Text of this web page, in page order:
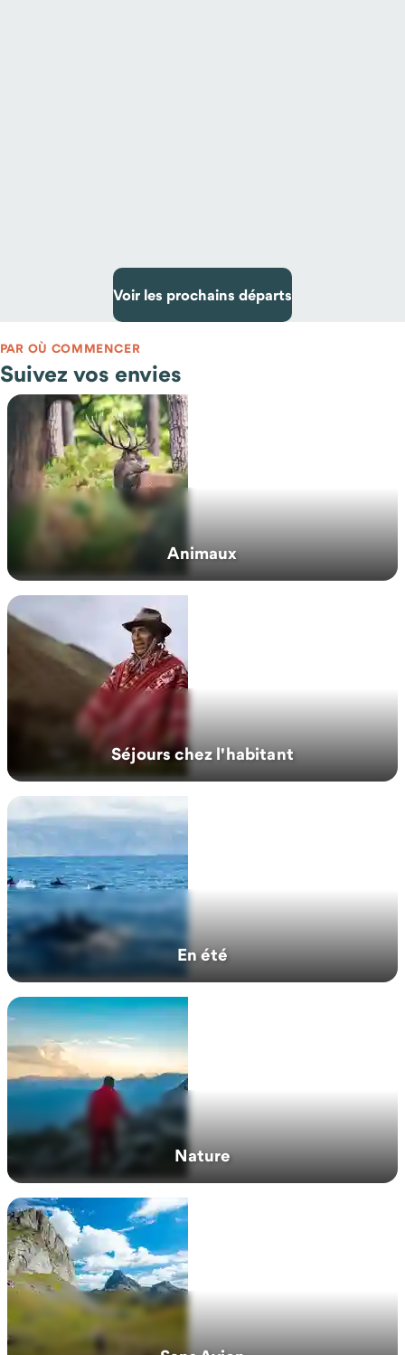
Voir les prochains départs
PAR OÙ COMMENCER
Suivez vos envies
Animaux
Séjours chez l'habitant
En été
Nature